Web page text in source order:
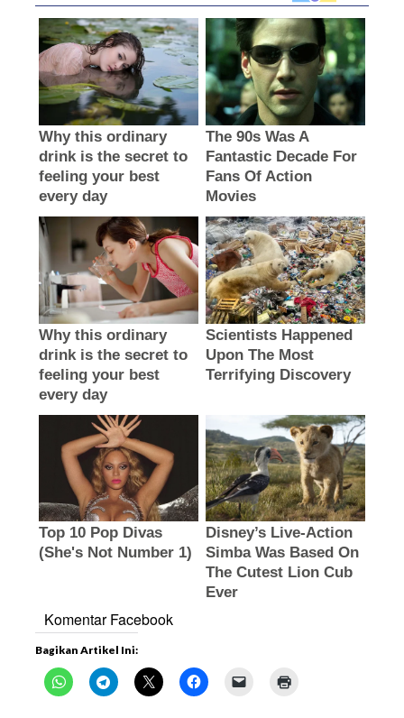
Komentar Facebook
Bagikan Artikel Ini: